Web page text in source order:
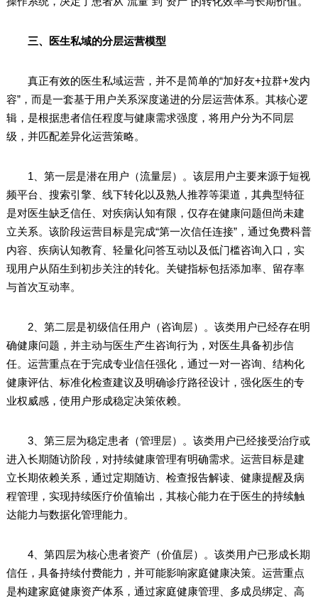
三、医生私域的分层运营模型
真正有效的医生私域运营，并不是简单的“加好友+拉群+发内
容”，而是一套基于用户关系深度递进的分层运营体系。其核心逻
辑，是根据患者信任程度与健康需求强度，将用户分为不同层
级，并匹配差异化运营策略。
1、第一层是潜在用户（流量层）。该层用户主要来源于短视
频平台、搜索引擎、线下转化以及熟人推荐等渠道，其典型特征
是对医生缺乏信任、对疾病认知有限，仅存在健康问题但尚未建
立关系。该阶段运营目标是完成“第一次信任连接”，通过免费科普
内容、疾病认知教育、轻量化问答互动以及低门槛咨询入口，实
现用户从陌生到初步关注的转化。关键指标包括添加率、留存率
与首次互动率。
2、第二层是初级信任用户（咨询层）。该类用户已经存在明
确健康问题，并主动与医生产生咨询行为，对医生具备初步信
任。运营重点在于完成专业信任强化，通过一对一咨询、结构化
健康评估、标准化检查建议及明确诊疗路径设计，强化医生的专
业权威感，使用户形成稳定决策依赖。
3、第三层为稳定患者（管理层）。该类用户已经接受治疗或
进入长期随访阶段，对持续健康管理有明确需求。运营目标是建
立长期依赖关系，通过定期随访、检查报告解读、健康提醒及病
程管理，实现持续医疗价值输出，其核心能力在于医生的持续触
达能力与数据化管理能力。
4、第四层为核心患者资产（价值层）。该类用户已形成长期
信任，具备持续付费能力，并可能影响家庭健康决策。运营重点
是构建家庭健康资产体系，通过家庭健康管理、多成员绑定、高